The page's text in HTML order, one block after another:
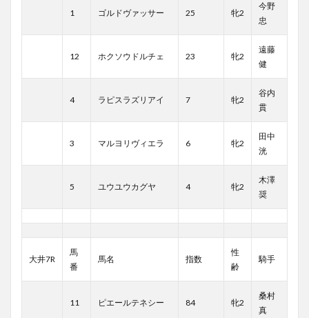
1 ゴルドヴァッサー 25 牝2
今野
忠
12 ホクソウドルチェ 23 牝2
遠藤
健
4 ラピスラズリアイ 7 牝2
谷内
貫
3 マルヨリヴィエラ 6 牝2
田中
洸
5 ユウユウカグヤ 4 牝2
木澤
奨
大井7R
馬
番
馬名 指数
性
齢
騎手
11 ピエールテネシー 84 牝2
桑村
真